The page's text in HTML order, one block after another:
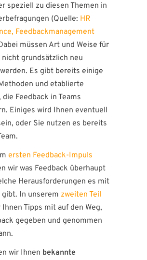
speziell zu diesen Themen in
(Quelle: HR
Feedbackmanagement
müssen Art und Weise für
nicht grundsätzlich neu
Es gibt bereits einige
und etablierte
die Feedback in Teams
Einiges wird Ihnen eventuell
oder Sie nutzen es bereits
ersten Feedback-Impuls
wir was Feedback überhaupt
Herausforderungen es mit
gibt. In unserem zweiten Teil
Tipps mit auf den Weg,
gegeben und genommen
wir Ihnen bekannte